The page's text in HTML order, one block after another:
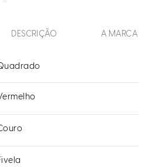
DESCRIÇÃO A MARCA